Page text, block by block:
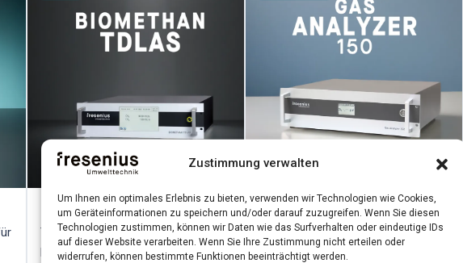
Zustimmung verwalten
Um Ihnen ein optimales Erlebnis zu bieten, verwenden wir Technologien wie Cookies,
um Geräteinformationen zu speichern und/oder darauf zuzugreifen. Wenn Sie diesen
Technologien zustimmen, können wir Daten wie das Surfverhalten oder eindeutige IDs
auf dieser Website verarbeiten. Wenn Sie Ihre Zustimmung nicht erteilen oder
widerrufen, können bestimmte Funktionen beeinträchtigt werden.
Biomethan TDLAS
TDLAS-Laseranalysator für
hochpräzise Biomethan-
Gas Analyzer 150
Präzise NDIR-Messung gefährlicher
Lösemittel in industriellen